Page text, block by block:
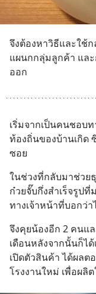
จึงต้องหาวิธีและใช้
แผนกกลุ่มลูกค้า แล
ออก
เริ่มจากเป็นคนชอบ
ท้องถิ่นของบ้านเกิด
ซอย
ในช่วงที่กลับมาช่วย
ก๋วยจั๊บกึ่งสำเร็จรูป
ทางเจ้าหน้าที่บอกว่
จึงคุยน้องอีก 2 คนแ
เดือนหลังจากนั้นก็ไ
เปิดตัวสินค้า ได้ผลต
โรงงานใหม่ เพื่อผลิ